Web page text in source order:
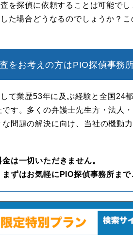
を探偵に依頼することは可能で
た場合どうなるのでしょうか？
をお考えの方はPIO探偵事務
て業歴53年に及ぶ経験と全国24
す。多くの弁護士先生方・法人
問題の解決に向け、当社の機動
は一切いただきません。
まずはお気軽にPIO探偵事務所まで